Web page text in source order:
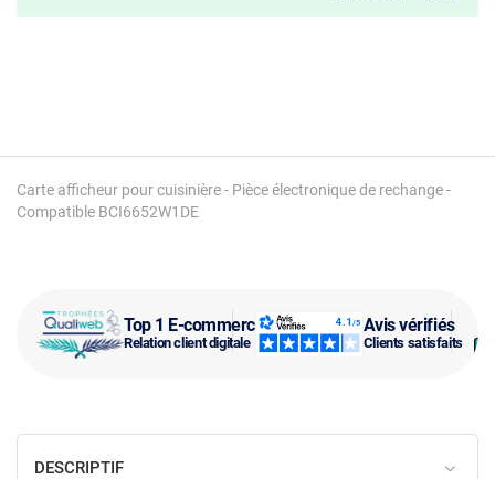
Top 1 E-commerce
Relation client digitale
Avis vérifiés
Clients satisfaits
Carte afficheur pour cuisinière - Pièce électronique de rechange -
Compatible BCI6652W1DE
DESCRIPTIF